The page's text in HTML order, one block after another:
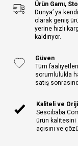
Ürün Gamı,
Dünya’ ya
olarak geniş
yerine hızlı
kaldırıyor.
Güven
Tüm
sorumlulukla
satış
Kaliteli ve
ürün kalitesini
açısını ve